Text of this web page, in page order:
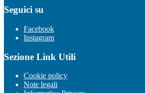
Seguici su
Facebook
Instagram
Sezione Link Utili
Cookie policy
Note legali